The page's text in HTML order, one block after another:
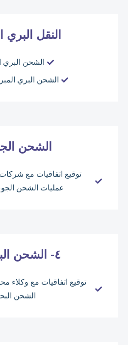
النقل البري
الشحن البري
الشحن البري المبرد
الشحن
توقيع اتفاقيات مع شركات
عمليات الشحن الجوي
توقيع اتفاقيات مع وكلاء
الشحن